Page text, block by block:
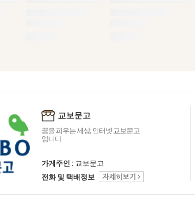
교보문고
꿈을 피우는 세상, 인터넷 교보문고
입니다.
가게주인 : 교보문고
전화 및 택배정보